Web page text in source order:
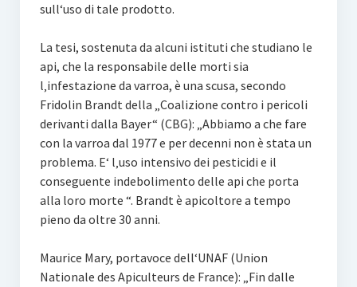
sull‘uso di tale prodotto.
La tesi, sostenuta da alcuni istituti che studiano le
api, che la responsabile delle morti sia
l‚infestazione da varroa, è una scusa, secondo
Fridolin Brandt della „Coalizione contro i pericoli
derivanti dalla Bayer“ (CBG): „Abbiamo a che fare
con la varroa dal 1977 e per decenni non è stata un
problema. E‘ l‚uso intensivo dei pesticidi e il
conseguente indebolimento delle api che porta
alla loro morte “. Brandt è apicoltore a tempo
pieno da oltre 30 anni.
Maurice Mary, portavoce dell‘UNAF (Union
Nationale des Apiculteurs de France): „Fin dalle